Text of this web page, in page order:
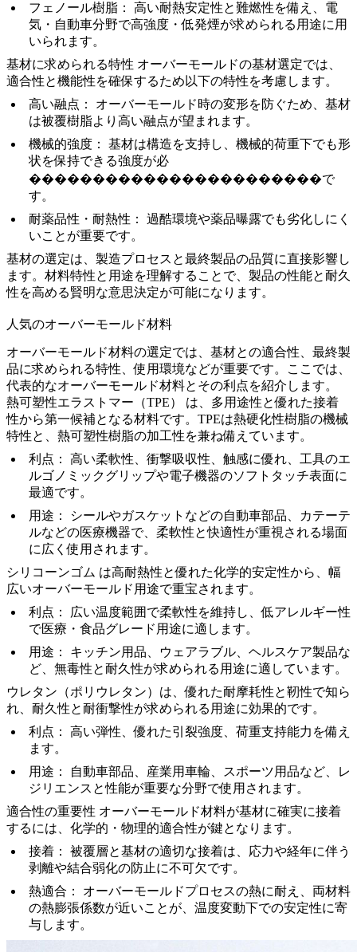
フェノール樹脂：
高い耐熱安定性と難燃性を備え、電
気・自動車分野で高強度・低発煙が求められる用途に用
いられます。
基材に求められる特性 オーバーモールドの基材選定では、
適合性と機能性を確保するため以下の特性を考慮します。
高い融点：
オーバーモールド時の変形を防ぐため、基材
は被覆樹脂より高い融点が望まれます。
機械的強度：
基材は構造を支持し、機械的荷重下でも形
状を保持できる強度が必
�����������������������で
す。
耐薬品性・耐熱性：
過酷環境や薬品曝露でも劣化しにく
いことが重要です。
基材の選定は、製造プロセスと最終製品の品質に直接影響し
ます。材料特性と用途を理解することで、製品の性能と耐久
性を高める賢明な意思決定が可能になります。
人気のオーバーモールド材料
オーバーモールド材料の選定では、基材との適合性、最終製
品に求められる特性、使用環境などが重要です。ここでは、
代表的なオーバーモールド材料とその利点を紹介します。
熱可塑性エラストマー（TPE）
は、多用途性と優れた接着
性から第一候補となる材料です。TPEは熱硬化性樹脂の機械
特性と、熱可塑性樹脂の加工性を兼ね備えています。
利点：
高い柔軟性、衝撃吸収性、触感に優れ、工具のエ
ルゴノミックグリップや電子機器のソフトタッチ表面に
最適です。
用途：
シールやガスケットなどの自動車部品、カテーテ
ルなどの医療機器で、柔軟性と快適性が重視される場面
に広く使用されます。
シリコーンゴム は高耐熱性と優れた化学的安定性から、幅
広いオーバーモールド用途で重宝されます。
利点：
広い温度範囲で柔軟性を維持し、低アレルギー性
で医療・食品グレード用途に適します。
用途：
キッチン用品、ウェアラブル、ヘルスケア製品な
ど、無毒性と耐久性が求められる用途に適しています。
ウレタン （ポリウレタン）は、優れた耐摩耗性と靭性で知ら
れ、耐久性と耐衝撃性が求められる用途に効果的です。
利点：
高い弾性、優れた引裂強度、荷重支持能力を備え
ます。
用途：
自動車部品、産業用車輪、スポーツ用品など、レ
ジリエンスと性能が重要な分野で使用されます。
適合性の重要性 オーバーモールド材料が基材に確実に接着
するには、化学的・物理的適合性が鍵となります。
接着：
被覆層と基材の適切な接着は、応力や経年に伴う
剥離や結合弱化の防止に不可欠です。
熱適合：
オーバーモールドプロセスの熱に耐え、両材料
の熱膨張係数が近いことが、温度変動下での安定性に寄
与します。